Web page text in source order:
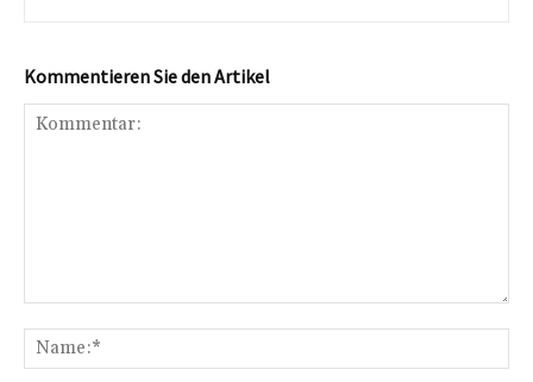
Kommentieren Sie den Artikel